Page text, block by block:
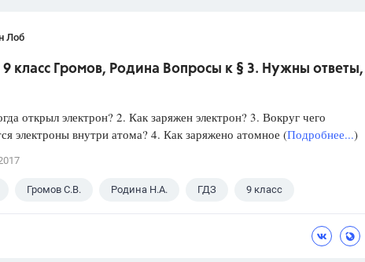
Лоб
класс Громов, Родина Вопросы к § 3. Нужны ответы,
открыл электрон? 2. Как заряжен электрон? 3. Вокруг чего
электроны внутри атома? 4. Как заряжено атомное (Подробнее...)
Громов С.В. Родина Н.А. ГДЗ 9 класс